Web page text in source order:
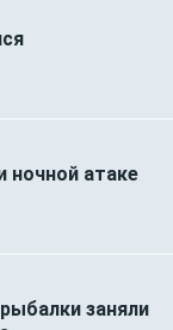
ночной атаке
заняли